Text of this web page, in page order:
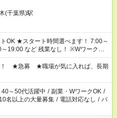
(千葉県)駅
！ 7:00～
など 残業なし！ ※Wワークの
週40時間超の就業はご案内できませ
間以上勤務は社会保険への加入対象
（日雇い派遣の原則禁止）により、
案内が難しい場合があります
！ ★急募 ★職場が気に入れば、長期
40～50代活躍中 / 副業・WワークOK /
10名以上の大量募集 / 電話対応なし / パ